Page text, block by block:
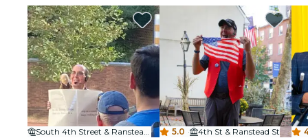
South 4th Street & Ranstead Street
5.0 ·
4th St & Ranstead St